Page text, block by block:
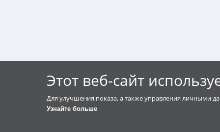
Этот веб-сайт
Для улучшения показа, а также управления личными
Узнайте больше